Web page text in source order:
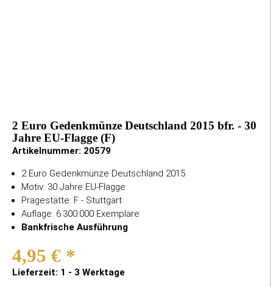
2 Euro Gedenkmünze Deutschland 2015 bfr. - 30
Jahre EU-Flagge (F)
Artikelnummer: 20579
2 Euro Gedenkmünze Deutschland 2015
Motiv: 30 Jahre EU-Flagge
Prägestätte: F - Stuttgart
Auflage: 6.300.000 Exemplare
Bankfrische Ausführung
4,95 € *
Lieferzeit: 1 - 3 Werktage